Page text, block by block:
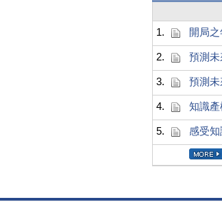
1.
開局
2. 預測未
3. 預測未
4. 知識
5. 感受